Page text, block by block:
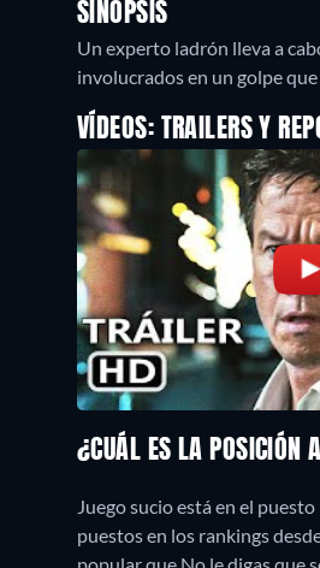
SINOPSIS
Un experto ladrón lleva a
involucrados en un golpe
VÍDEOS: TRAILERS Y
¿CUÁL ES LA POSICIÓN
Juego sucio está en el
puestos en los rankings